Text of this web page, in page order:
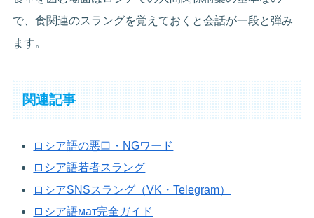
で、食関連のスラングを覚えておくと会話が一段と弾み
ます。
関連記事
ロシア語の悪口・NGワード
ロシア語若者スラング
ロシアSNSスラング（VK・Telegram）
ロシア語мат完全ガイド